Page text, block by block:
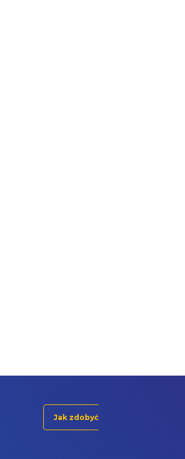
Jak zdobyć